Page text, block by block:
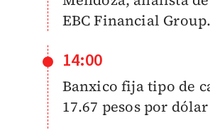
EBC Financial Group.
14:00
Banxico fija tipo de
17.67 pesos por dólar